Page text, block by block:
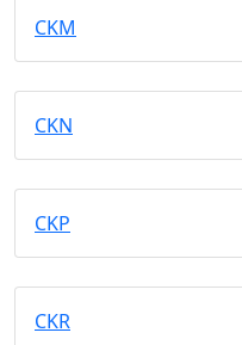
CKM
CKN
CKP
CKR